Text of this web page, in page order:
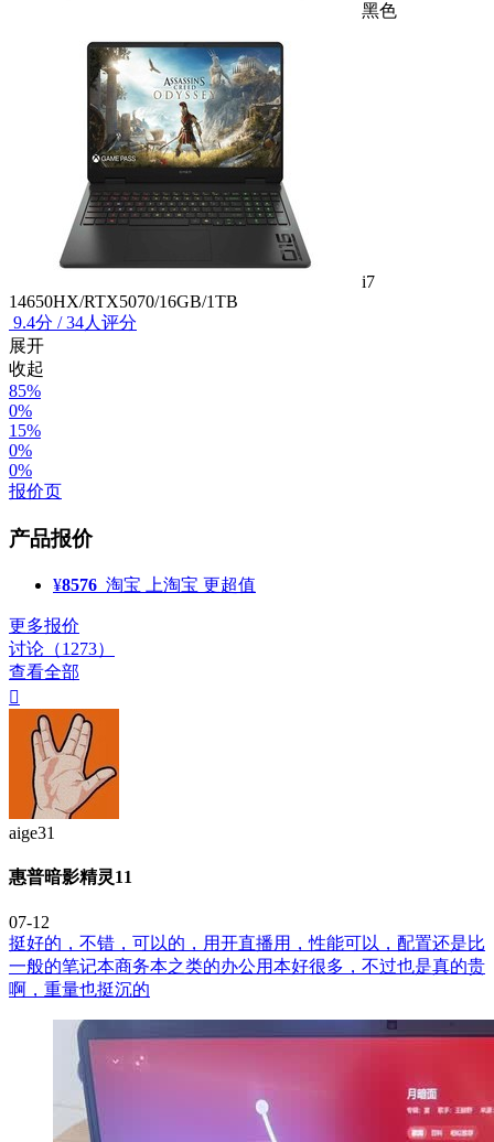
黑色
i7
14650HX/RTX5070/16GB/1TB
9.4分 /34人评分
展开
收起
85%
0%
15%
0%
0%
报价页
产品报价
¥8576 淘宝 上淘宝 更超值
更多报价
讨论（1273）
查看全部

aige31
惠普暗影精灵11
07-12
挺好的，不错，可以的，用开直播用，性能可以，配置还是比
一般的笔记本商务本之类的办公用本好很多，不过也是真的贵
啊，重量也挺沉的